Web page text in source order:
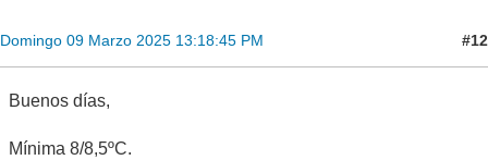
Domingo 09 Marzo 2025 13:18:45 PM #12
Buenos días,
Mínima 8/8,5ºC.